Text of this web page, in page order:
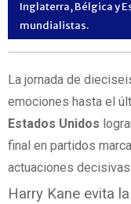
Inglaterra, Bélgica y
mundialistas.
La jornada de
emociones hasta el
Estados Unidos
final en partidos
actuaciones decisivas.
Harry Kane evita